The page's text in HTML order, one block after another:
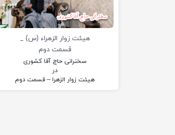
هیئت زوار الزهراء (س) _
قسمت دوم
سخنرانی حاج آقا کشوری
در
هیئت زوار الزهرا – قسمت دوم